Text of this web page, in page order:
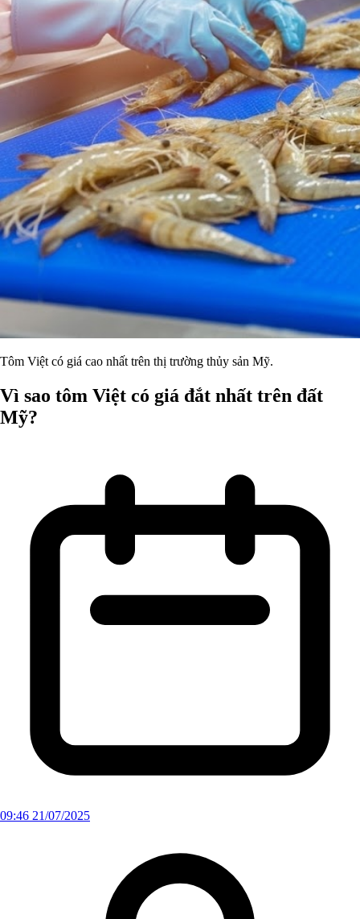
Tôm Việt có giá cao nhất trên thị trường thủy sản Mỹ.
Vì sao tôm Việt có giá đắt nhất trên đất
Mỹ?
09:46 21/07/2025